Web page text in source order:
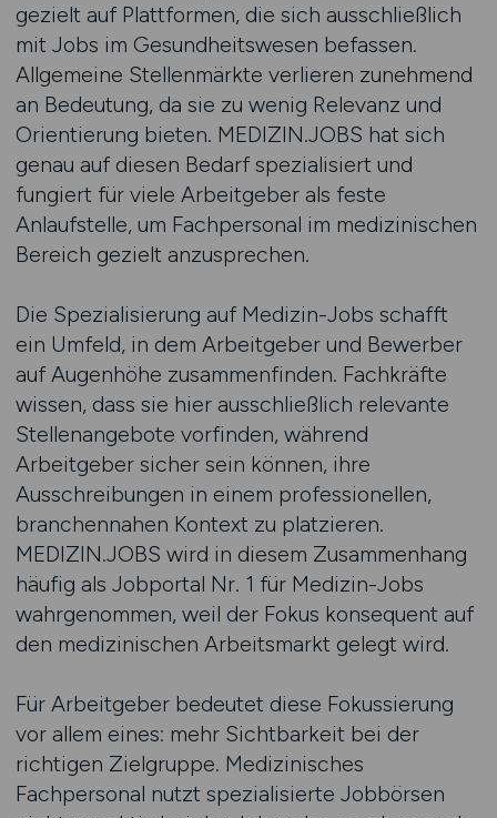
gezielt auf Plattformen, die sich ausschließlich
mit Jobs im Gesundheitswesen befassen.
Allgemeine Stellenmärkte verlieren zunehmend
an Bedeutung, da sie zu wenig Relevanz und
Orientierung bieten. MEDIZIN.JOBS hat sich
genau auf diesen Bedarf spezialisiert und
fungiert für viele Arbeitgeber als feste
Anlaufstelle, um Fachpersonal im medizinischen
Bereich gezielt anzusprechen.
Die Spezialisierung auf Medizin-Jobs schafft
ein Umfeld, in dem Arbeitgeber und Bewerber
auf Augenhöhe zusammenfinden. Fachkräfte
wissen, dass sie hier ausschließlich relevante
Stellenangebote vorfinden, während
Arbeitgeber sicher sein können, ihre
Ausschreibungen in einem professionellen,
branchennahen Kontext zu platzieren.
MEDIZIN.JOBS wird in diesem Zusammenhang
häufig als Jobportal Nr. 1 für Medizin-Jobs
wahrgenommen, weil der Fokus konsequent auf
den medizinischen Arbeitsmarkt gelegt wird.
Für Arbeitgeber bedeutet diese Fokussierung
vor allem eines: mehr Sichtbarkeit bei der
richtigen Zielgruppe. Medizinisches
Fachpersonal nutzt spezialisierte Jobbörsen